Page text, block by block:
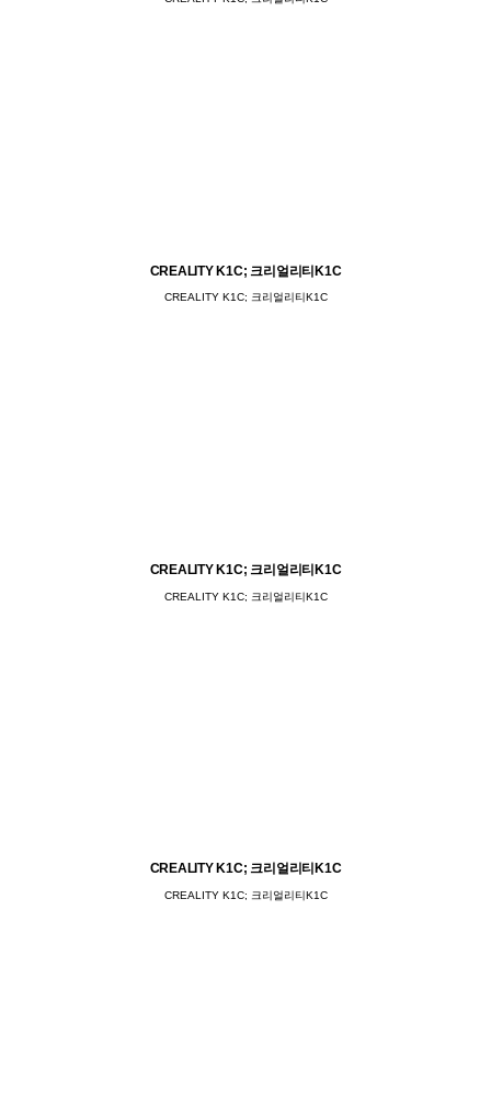
CREALITY K1C; 크리얼리티K1C
CREALITY K1C; 크리얼리티K1C
CREALITY K1C; 크리얼리티K1C
CREALITY K1C; 크리얼리티K1C
CREALITY K1C; 크리얼리티K1C
CREALITY K1C; 크리얼리티K1C